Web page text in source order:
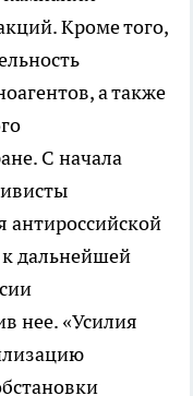
Кроме того,
а также
С начала
антироссийской
дальнейшей
нее. «Усилия